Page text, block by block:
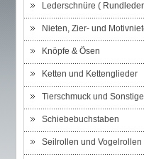
Lederschnüre (
Nieten, Zier- und
Knöpfe & Ösen
Ketten und Kettenglieder
Tierschmuck und
Schiebebuchstaben
Seilrollen und Vogelrollen